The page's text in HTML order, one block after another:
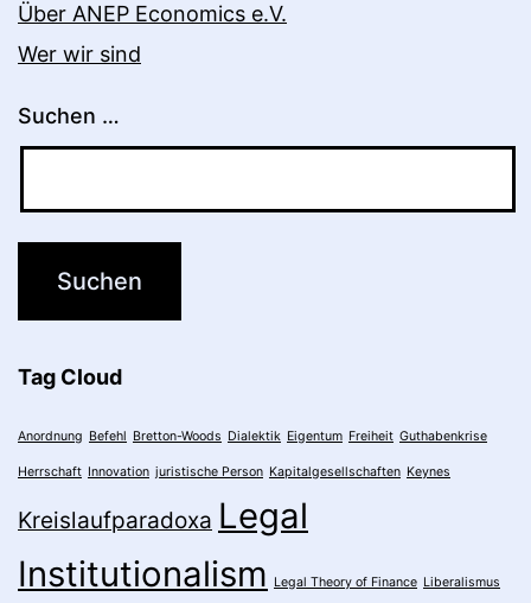
Über ANEP Economics e.V.
Wer wir sind
Suchen …
Tag Cloud
Anordnung Befehl Bretton-Woods Dialektik Eigentum Freiheit Guthabenkrise
Herrschaft Innovation juristische Person Kapitalgesellschaften Keynes
Kreislaufparadoxa Legal
Institutionalism
Legal Theory of Finance Liberalismus